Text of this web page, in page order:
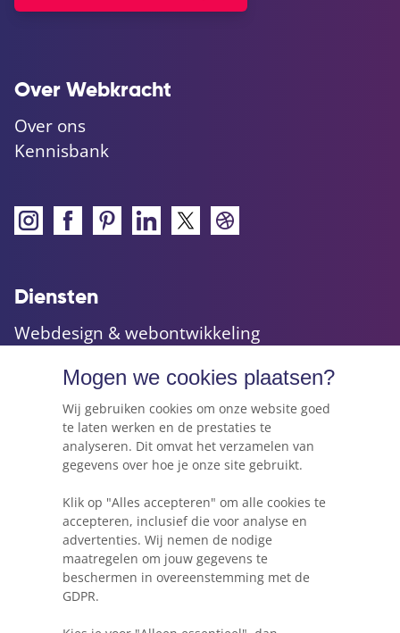
Over Webkracht
Over ons
Kennisbank
Diensten
Webdesign & webontwikkeling
Online marketing & advies
Hosting, e-mail & domeinnamen
Webkracht's blog
5 dingen die je moet weten voordat je een
website gaat beginnen
Waarom Wordpress niet altijd de beste keuze
is voor je project
Heb ik een herontwerp of herbouw van mijn
Mogen we cookies plaatsen?
Wij gebruiken cookies om onze website goed
te laten werken en de prestaties te
analyseren. Dit omvat het verzamelen van
gegevens over hoe je onze site gebruikt.
Klik op "Alles accepteren" om alle cookies te
accepteren, inclusief die voor analyse en
advertenties. Wij nemen de nodige
maatregelen om jouw gegevens te
beschermen in overeenstemming met de
GDPR.